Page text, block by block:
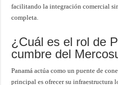
facilitando la integración comercial
completa.
¿Cuál es el rol de
cumbre del
Panamá actúa como un puente de
principal es ofrecer su infraestructura